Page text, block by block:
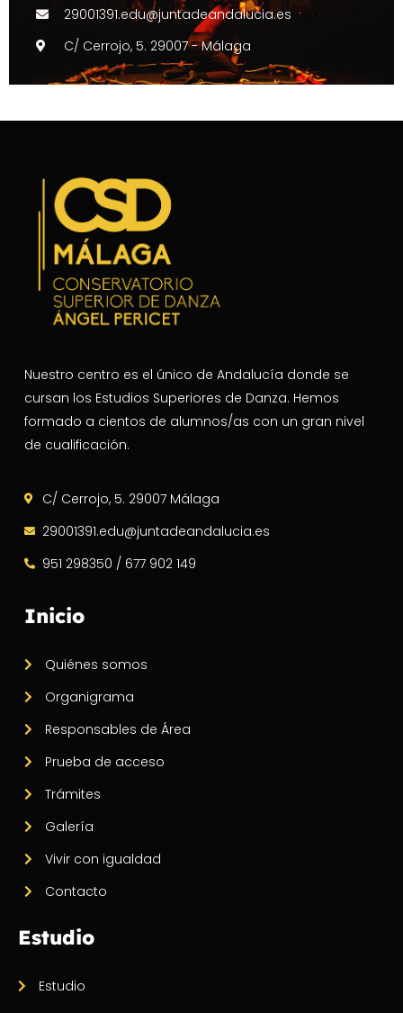
29001391.edu@juntadeandalucia.es
C/ Cerrojo, 5. 29007 - Málaga
Nuestro centro es el único de Andalucía donde se
cursan los Estudios Superiores de Danza. Hemos
formado a cientos de alumnos/as con un gran nivel
de cualificación.
C/ Cerrojo, 5. 29007 Málaga
29001391.edu@juntadeandalucia.es
951 298350 / 677 902 149
Inicio
Quiénes somos
Organigrama
Responsables de Área
Prueba de acceso
Trámites
Galería
Vivir con igualdad
Contacto
Estudio
Estudio